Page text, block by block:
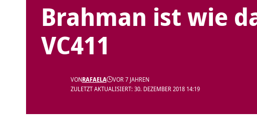
Brahman ist wie
VC411
ZULETZT AKTUALISIERT: 30. DEZEMBER 2018 14:19
VONRAFAELA VOR 7 JAHREN